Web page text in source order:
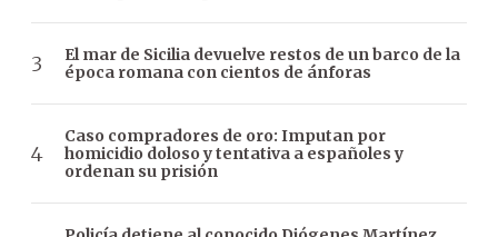
El mar de Sicilia devuelve restos de un barco de la
época romana con cientos de ánforas
Caso compradores de oro: Imputan por
homicidio doloso y tentativa a españoles y
ordenan su prisión